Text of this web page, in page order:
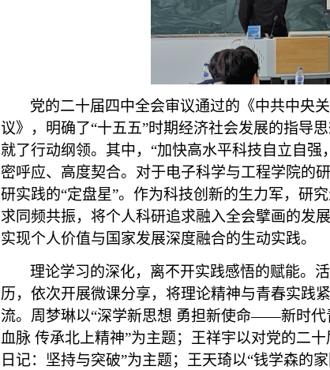
党的二十届四中全会审议通过的《中共中央
议》，明确了“十五五”时期经济社会发展的指导
就了行动纲领。其中，“加快高水平科技自立自
密呼应、高度契合。对于电子科学与工程学院的
研实践的“定盘星”。作为科技创新的生力军，研
求同频共振，将个人科研追求融入全会擘画的发
实现个人价值与国家发展深度融合的生动实践。
理论学习的深化，离不开实践感悟的赋能。活
历，依次开展微课分享，将理论精神与青春实践
流。 周梦琳以“深学新思想 勇担新使命——新时代
血脉 传承北上精神”为主题； 王祥宇以对党的二
日记：坚持与突破”为主题； 王天琦以“钱学森的